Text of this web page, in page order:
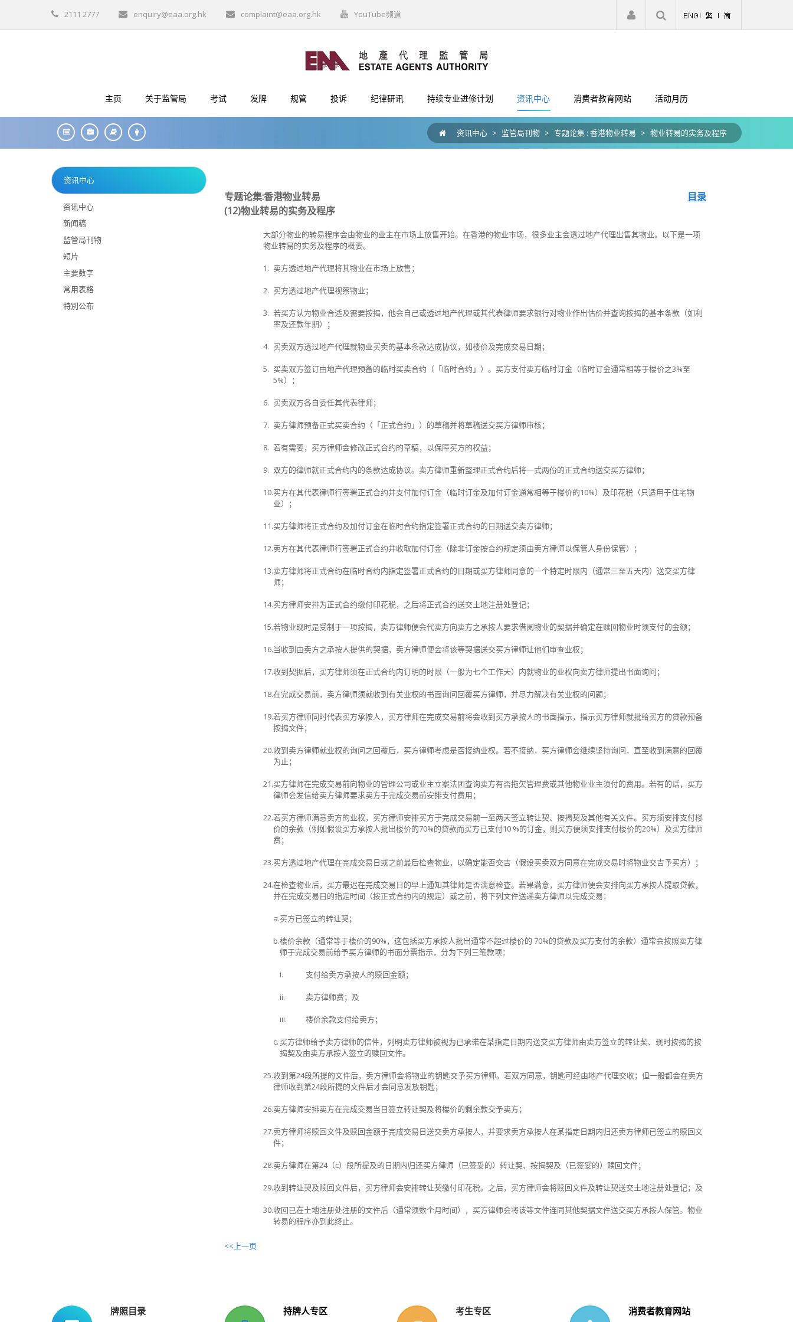
2111 2777 enquiry@eaa.org.hk complaint@eaa.org.hk YouTube频道 注册 登入
主页 关于监管局 考试 发牌 规管 投诉 纪律研讯 持续专业进修计划 资讯中心 消费者教育网站 活动月历
资讯中心 > 监管局刊物 > 专题论集 : 香港物业转易 > 物业转易的实务及程序
资讯中心
资讯中心
新闻稿
监管局刊物
短片
主要数字
常用表格
特別公布
专题论集:香港物业转易
目录
(12)物业转易的实务及程序
大部分物业的转易程序会由物业的业主在市场上放售开始。在香港的物业市场，很多业主会透过地产代理出售其物业。以下是一项
物业转易的实务及程序的概要。
1. 卖方透过地产代理将其物业在市场上放售；
2. 买方透过地产代理视察物业；
3. 若买方认为物业合适及需要按揭，他会自己或透过地产代理或其代表律师要求银行对物业作出估价并查询按揭的基本条款（如利
率及还款年期）；
4. 买卖双方透过地产代理就物业买卖的基本条款达成协议，如楼价及完成交易日期；
5. 买卖双方签订由地产代理预备的临时买卖合约（「临时合约」）。买方支付卖方临时订金（临时订金通常相等于楼价之3%至
5%）；
6. 买卖双方各自委任其代表律师；
7. 卖方律师预备正式买卖合约（「正式合约」）的草稿并将草稿送交买方律师审核；
8. 若有需要，买方律师会修改正式合约的草稿，以保障买方的权益；
9. 双方的律师就正式合约内的条款达成协议。卖方律师重新整理正式合约后将一式两份的正式合约送交买方律师；
10.买方在其代表律师行签署正式合约并支付加付订金（临时订金及加付订金通常相等于楼价的10%）及印花税（只适用于住宅物
业）；
11.买方律师将正式合约及加付订金在临时合约指定签署正式合约的日期送交卖方律师；
12.卖方在其代表律师行签署正式合约并收取加付订金（除非订金按合约规定须由卖方律师以保管人身份保管）；
13.卖方律师将正式合约在临时合约内指定签署正式合约的日期或买方律师同意的一个特定时限内（通常三至五天内）送交买方律
师；
14.买方律师安排为正式合约缴付印花税，之后将正式合约送交土地注册处登记；
15.若物业现时是受制于一项按揭，卖方律师便会代卖方向卖方之承按人要求借阅物业的契据并确定在赎回物业时须支付的金额；
16.当收到由卖方之承按人提供的契据，卖方律师便会将该等契据送交买方律师让他们审查业权；
17.收到契据后，买方律师须在正式合约内订明的时限（一般为七个工作天）内就物业的业权向卖方律师提出书面询问；
18.在完成交易前，卖方律师须就收到有关业权的书面询问回覆买方律师，并尽力解决有关业权的问题；
19.若买方律师同时代表买方承按人，买方律师在完成交易前将会收到买方承按人的书面指示，指示买方律师就批给买方的贷款预备
按揭文件；
20.收到卖方律师就业权的询问之回覆后，买方律师考虑是否接纳业权。若不接纳，买方律师会继续坚持询问，直至收到满意的回覆
为止；
21.买方律师在完成交易前向物业的管理公司或业主立案法团查询卖方有否拖欠管理费或其他物业业主须付的费用。若有的话，买方
律师会发信给卖方律师要求卖方于完成交易前安排支付费用；
22.若买方律师满意卖方的业权，买方律师安排买方于完成交易前一至两天签立转让契、按揭契及其他有关文件。买方须安排支付楼
价的余款（例如假设买方承按人批出楼价​​的70%的贷款而买方已支付10 %的订​​金，则买方便须安排支付楼价的20%）及买方律师
费；
23.买方透过地产代理在完成交易日或之前最后检查物业，以确定能否交吉（假设买卖双方同意在完成交易时将物业交吉予买方）；
24.在检查物业后，买方最迟在完成交易日的早上通知其律师是否满意检查。若果满意，买方律师便会安排向买方承按人提取贷款，
并在完成交易日的指定时间（按正式合约内的规定）或之前，将下列文件送递卖方律师以完成交易：
a.买方已签立的转让契；
b.楼价余款（通常等于楼价的90%，这包括买方承按人批出通常不超过楼价的 70%的贷款及买方支付的余款）通常会按照卖方律
师于完成交易前给予买方律师的书面分票指示，分为下列三笔款项：
i. 支付给卖方承按人的赎回金额；
ii. 卖方律师费；及
iii. 楼价余款支付给卖方；
c. 买方律师给予卖方律师的信件，列明卖方律师被视为已承诺在某指定日期内送交买方律师由卖方签立的转让契、现时按揭的按
揭契及由卖方承按人签立的赎回文件。
25.收到第24段所提的文件后，卖方律师会将物业的钥匙交予买方律师。若双方同意，钥匙可经由地产代理交收；但一般都会在卖方
律师收到第24段所提的文件后才会同意发放钥匙；
26.卖方律师安排卖方在完成交易当日签立转让契及将楼价的剩余款交予卖方；
27.卖方律师将赎回文件及赎回金额于完成交易日送交卖方承按人，并要求卖方承按人在某指定日期内归还卖方律师已签立的赎回文
件；
28.卖方律师在第24（c） 段所提及的日期内归还买方律师（已签妥的）转让契、按揭契及（已签妥的）赎回文件；
29.收到转让契及赎回文件后，买方律师会安排转让契缴付印花税。之后，买方律师会将赎回文件及转让契送交土地注册处登记；及
30.收回已在土地注册处注册的文件后（通常须数个月时间），买方律师会将该等文件连同其他契据文件送交买方承按人保管。物业
转易的程序亦到此终止。
<<上一页
牌照目录 持牌人专区 考生专区 消费者教育网站